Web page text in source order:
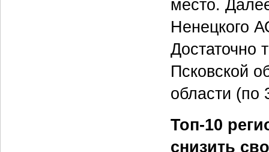
место.
Ненецкого
Достаточно
Псковской
области (по
Топ-10
снизить